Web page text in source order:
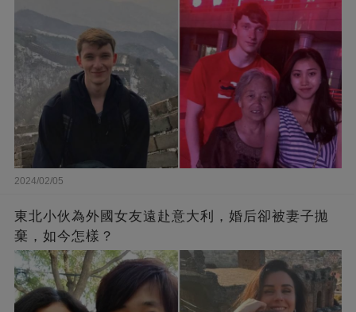
2024/02/05
東北小伙為外國女友遠赴意大利，婚后卻被妻子拋
棄，如今怎樣？